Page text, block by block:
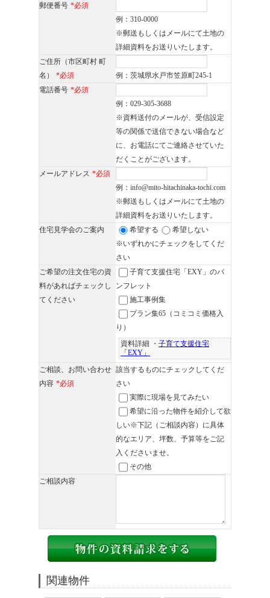
郵便番号 *必須
例：310-0000
※郵送もしくはメールにて土地の
詳細資料をお送りいたします。
ご住所（市区町村 町
名）
*必須
例：茨城県水戸市笠原町245-1
電話番号 *必須
例：029-305-3688
※資料送付のメールが、受信設定
等の関係で送信できない場合など
に、お電話にてご連絡させていた
だくことがございます。
メールアドレス *必須
例：info@mito-hitachinaka-tochi.com
※郵送もしくはメールにて土地の
詳細資料をお送りいたします。
住宅見学会のご案内
希望する
希望しない
※いずれかにチェックをしてくだ
さい
ご希望の注文住宅の資
料があればチェックし
てください
子育て支援住宅「EXY」のパ
ンフレット
施工事例集
プラン集65（コミコミ価格入
り）
資料詳細 ・ 子育て支援住宅
「EXY」
ご相談、お問い合わせ
内容 *必須
該当するものにチェックしてくだ
さい
実際に現場を見てみたい
希望に沿った物件を紹介して欲
しい※下記（ご相談内容）に具体
的なエリア、坪数、予算等をご記
入くださいませ。
その他
ご相談内容
関連物件